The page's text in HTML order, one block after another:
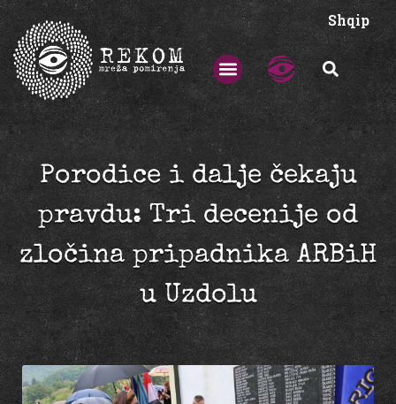
Shqip
Porodice i dalje čekaju
pravdu: Tri decenije od
zločina pripadnika ARBiH
u Uzdolu